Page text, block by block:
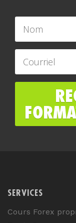
SERVICES
Cours Forex